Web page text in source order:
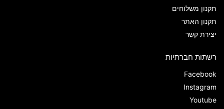
תקנון משלוחים
תקנון האתר
יצירת קשר
רשתות חברתיות
Facebook
Instagram
Youtube